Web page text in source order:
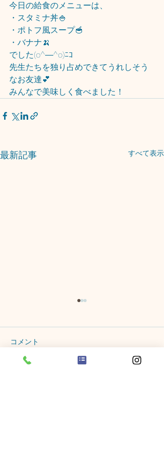
今日の給食のメニューは、
・スタミナ丼🍚
・ポトフ風スープ🥣
・バナナ🍌
でした(o^―^o)ﾆｺ
先生たちを独り占めできてうれしそう
なお友達💕
みんなで美味しく食べました！
最新記事 すべて表示
🍽️８月５日🍽️
コメント